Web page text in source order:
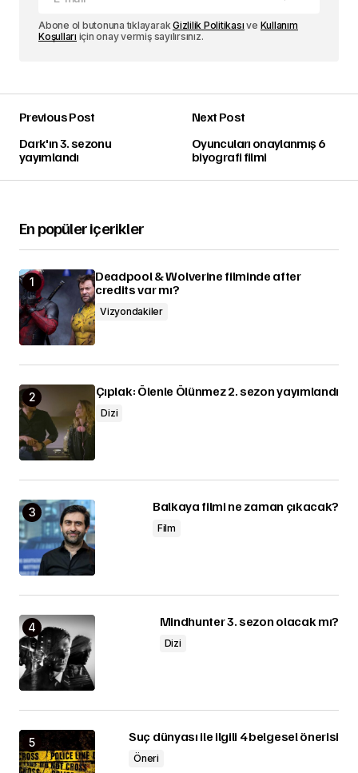
Abone ol butonuna tıklayarakGizlilik Politikası ve Kullanım
Koşulları için onay vermiş sayılırsınız.
Previous Post
Dark'ın 3. sezonu
yayımlandı
Next Post
Oyuncuları onaylanmış 6
biyografi filmi
En popüler içerikler
Deadpool & Wolverine filminde after
credits var mı?
Vizyondakiler
Çıplak: Ölenle Ölünmez 2. sezon yayımlandı
Dizi
Balkaya filmi ne zaman çıkacak?
Film
Mindhunter 3. sezon olacak mı?
Dizi
Suç dünyası ile ilgili 4 belgesel önerisi
Öneri